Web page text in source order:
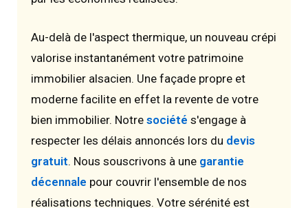
Au-delà de l'aspect thermique, un nouveau crépi
valorise instantanément votre patrimoine
immobilier alsacien. Une façade propre et
moderne facilite en effet la revente de votre
bien immobilier. Notre société s'engage à
respecter les délais annoncés lors du devis
gratuit. Nous souscrivons à une garantie
décennale pour couvrir l'ensemble de nos
réalisations techniques. Votre sérénité est